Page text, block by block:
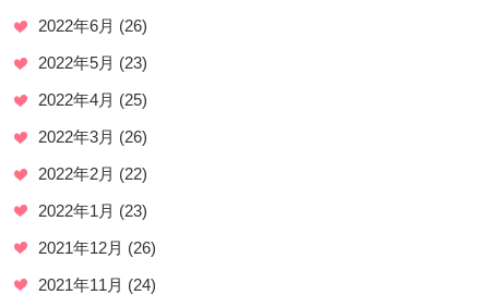
2022年6月 (26)
2022年5月 (23)
2022年4月 (25)
2022年3月 (26)
2022年2月 (22)
2022年1月 (23)
2021年12月 (26)
2021年11月 (24)